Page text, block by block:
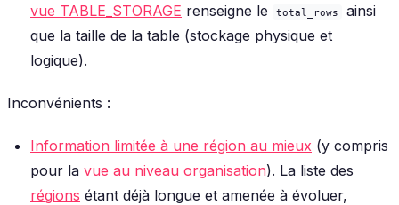
vue TABLE_STORAGE renseigne le total_rows
ainsi
que la taille de la table (stockage physique et
logique).
Inconvénients :
Information limitée à une région au mieux (y compris
pour la vue au niveau organisation). La liste des
régions étant déjà longue et amenée à évoluer,